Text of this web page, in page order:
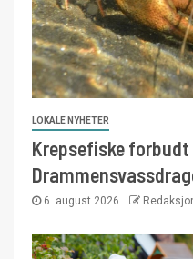
LOKALE NYHETER
Krepsefiske forbudt
6. august 2026